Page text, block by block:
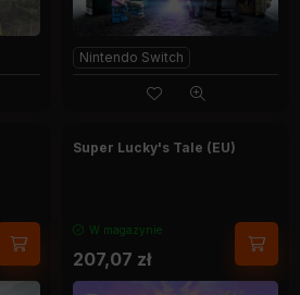
Nintendo Switch
Super Lucky's Tale (EU)
W magazynie
207,07 zł